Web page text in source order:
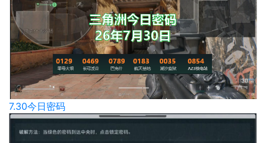
7.30今日密码